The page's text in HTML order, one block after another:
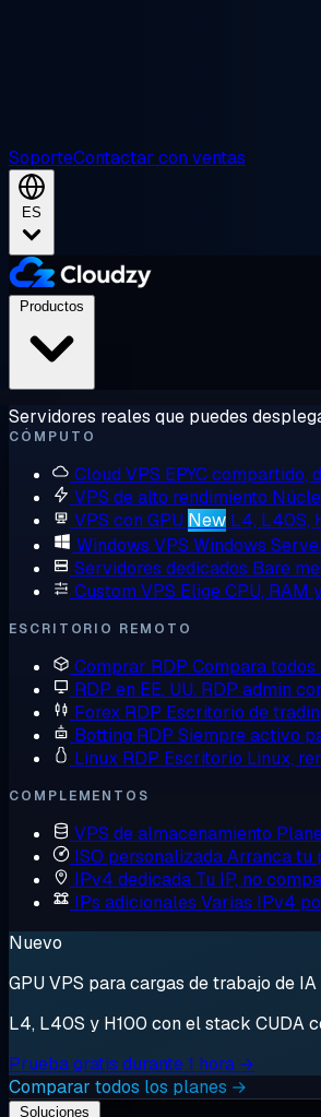
SoporteContactar con ventas
ES
Servidores reales que puedes
CÓMPUTO
Cloud VPS EPYC compartido,
VPS de alto rendimiento
VPS con GPU New L4, L40S,
Windows VPS Windows
Servidores dedicados Bare
Custom VPS Elige CPU, RAM
ESCRITORIO REMOTO
Comprar RDP Compara
RDP en EE. UU. RDP admin
Forex RDP Escritorio de
Botting RDP Siempre activo
Linux RDP Escritorio Linux,
COMPLEMENTOS
VPS de almacenamiento
ISO personalizadaArranca tu
IPv4 dedicada Tu IP, no
IPs adicionales Varias IPv4
Nuevo
GPU VPS para cargas de trabajo de IA
L4, L40S y H100 con el stack CUDA
Prueba gratis durante 1 hora →
Comparar todos los planes →